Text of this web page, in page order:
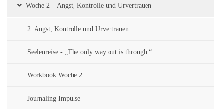
Woche 2 – Angst, Kontrolle und Urvertrauen
2. Angst, Kontrolle und Urvertrauen
Seelenreise - „The only way out is through.“
Workbook Woche 2
Journaling Impulse